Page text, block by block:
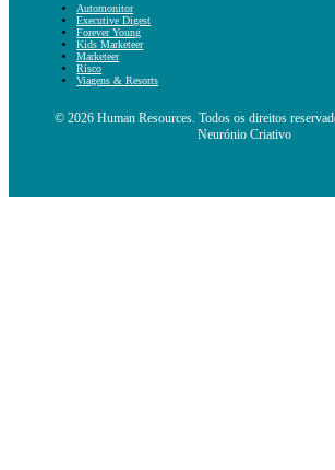
Automonitor
Executive Digest
Forever Young
Kids Marketeer
Marketeer
Risco
Viagens & Resorts
© 2026 Human Resources. Todos os direitos
Neurónio Criativo